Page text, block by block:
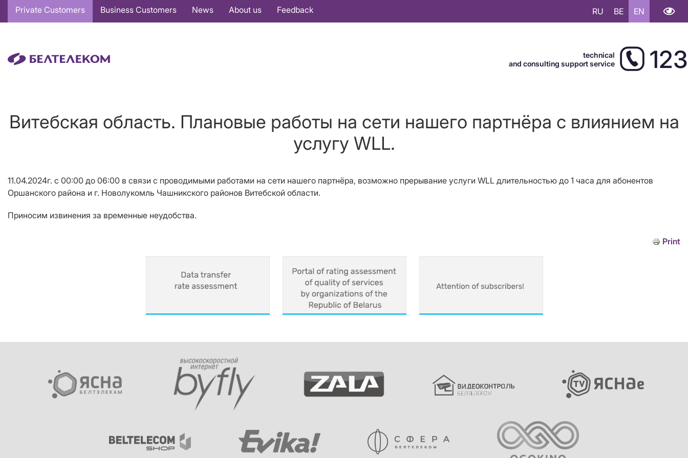
Основная
навигация
Private Customers Business Customers News About us Feedback RU BE EN
technical
and consulting support service
123
Витебская область. Плановые работы на сети нашего партнёра с влиянием на
услугу WLL.
11.04.2024г. с 00:00 до 06:00 в связи с проводимыми работами на сети нашего партнёра, возможно прерывание услуги WLL длительностью до 1 часа для абонентов
Оршанского района и г. Новолукомль Чашникского районов Витебской области.
Приносим извинения за временные неудобства.
Print